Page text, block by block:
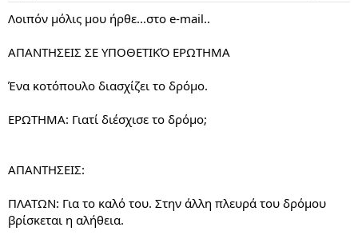
Λοιπόν μόλις μου ήρθε...στο e-mail..
ΑΠΑΝΤΗΣΕΙΣ ΣΕ ΥΠΟΘΕΤΙΚΌ ΕΡΩΤΗΜΑ
Ένα κοτόπουλο διασχίζει το δρόμο.
ΕΡΩΤΗΜΑ: Γιατί διέσχισε το δρόμο;
ΑΠΑΝΤΗΣΕΙΣ:
ΠΛΑΤΩΝ: Για το καλό του. Στην άλλη πλευρά του δρόμου
βρίσκεται η αλήθεια.